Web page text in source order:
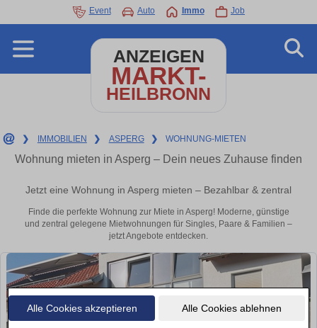
Alle Cookies akzeptieren Alle Cookies ablehnen
Event Auto Immo Job
ANZEIGEN
MARKT-
HEILBRONN
❯ IMMOBILIEN ❯ ASPERG ❯ WOHNUNG-MIETEN
Wohnung mieten in Asperg – Dein neues Zuhause finden
Jetzt eine Wohnung in Asperg mieten – Bezahlbar & zentral
Finde die perfekte Wohnung zur Miete in Asperg! Moderne, günstige
und zentral gelegene Mietwohnungen für Singles, Paare & Familien –
jetzt Angebote entdecken.